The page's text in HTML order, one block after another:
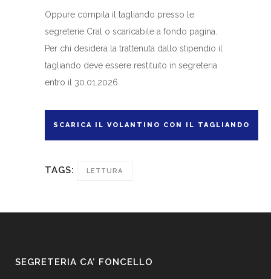
Oppure compila il tagliando presso le
segreterie Cral o scaricabile a fondo pagina.
Per chi desidera la trattenuta dallo stipendio il
tagliando deve essere restituito in segreteria
entro il 30.01.2026.
SCARICA IL VOLANTINO CON IL TAGLIANDO
TAGS: LETTURA
SEGRETERIA CA’ FONCELLO